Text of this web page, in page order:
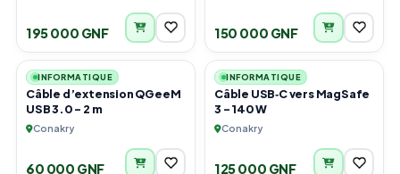
195 000 GNF 150 000 GNF
1
INFORMATIQUE
Câble d’extension QGeeM
USB 3.0 – 2 m
Conakry
60 000 GNF
1
INFORMATIQUE
Câble USB‑C vers MagSafe
3 – 140 W
Conakry
125 000 GNF